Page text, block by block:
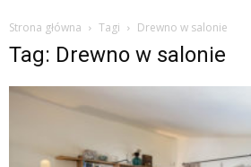
Strona główna Tagi Drewno w salonie
Tag: Drewno w salonie